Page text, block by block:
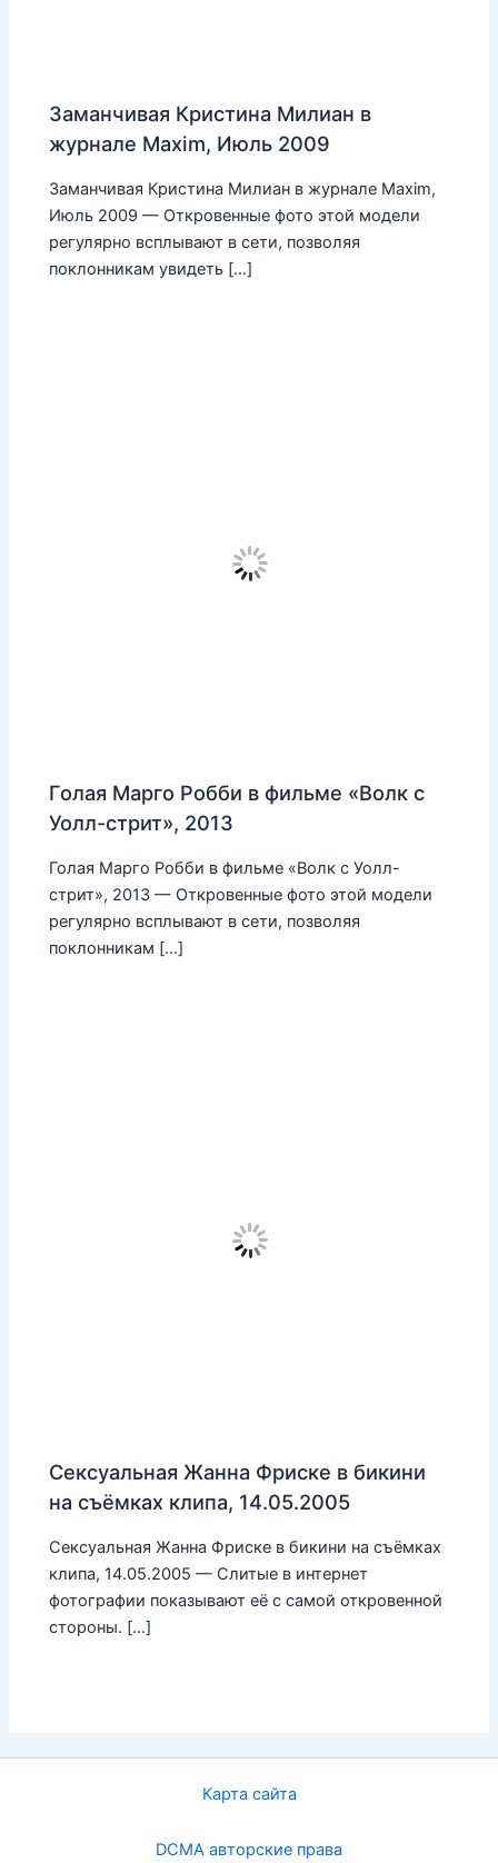
Заманчивая Кристина Милиан в
журнале Maxim, Июль 2009
Заманчивая Кристина Милиан в журнале Maxim,
Июль 2009 — Откровенные фото этой модели
регулярно всплывают в сети, позволяя
поклонникам увидеть […]
Голая Марго Робби в фильме «Волк с
Уолл-стрит», 2013
Голая Марго Робби в фильме «Волк с Уолл-
стрит», 2013 — Откровенные фото этой модели
регулярно всплывают в сети, позволяя
поклонникам […]
Сексуальная Жанна Фриске в бикини
на съёмках клипа, 14.05.2005
Сексуальная Жанна Фриске в бикини на съёмках
клипа, 14.05.2005 — Слитые в интернет
фотографии показывают её с самой откровенной
стороны. […]
Карта сайта
DCMA авторские права